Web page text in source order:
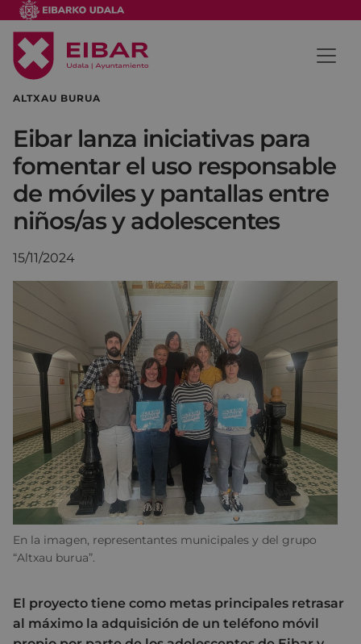
ALTXAU BURUA
Eibar lanza iniciativas para
fomentar el uso responsable
de móviles y pantallas entre
niños/as y adolescentes
15/11/2024
En la imagen, representantes municipales y del grupo
“Altxau burua”.
El proyecto tiene como metas principales retrasar
al máximo la adquisición de un teléfono móvil